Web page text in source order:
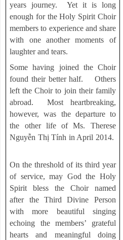
years journey. Yet it is long
enough for the Holy Spirit Choir
members to experience and share
with one another moments of
laughter and tears.
Some having joined the Choir
found their better half. Others
left the Choir to join their family
abroad. Most heartbreaking,
however, was the departure to
the other life of Ms. Therese
Nguyễn Thị Tính in April 2014.
On the threshold of its third year
of service, may God the Holy
Spirit bless the Choir named
after the Third Divine Person
with more beautiful singing
echoing the members’ grateful
hearts and meaningful doing